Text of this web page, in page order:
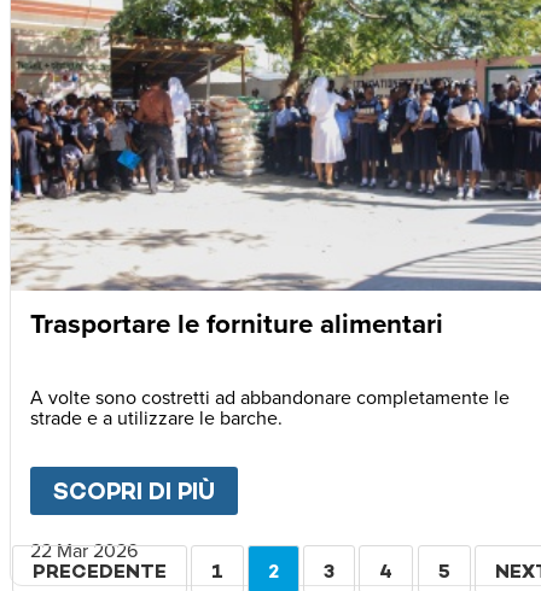
Trasportare le forniture alimentari
A volte sono costretti ad abbandonare completamente le
strade e a utilizzare le barche.
SCOPRI DI PIÙ
22 Mar 2026
Paginazione
PAGINA
PRECEDENTE PAGINA
1
PAGINA
2 PAGINA
3 PAGINA
4 PAGINA
5